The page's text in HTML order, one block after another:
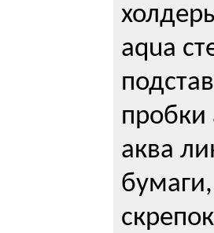
aqua
пробки
аква